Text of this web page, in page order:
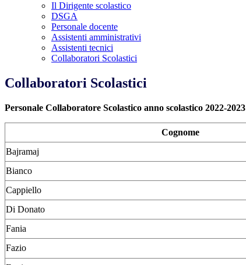
Il Dirigente scolastico
DSGA
Personale docente
Assistenti amministrativi
Assistenti tecnici
Collaboratori Scolastici
Collaboratori Scolastici
Personale Collaboratore Scolastico anno scolastico 2022-2023
Cognome
Bajramaj
Bianco
Cappiello
Di Donato
Fania
Fazio